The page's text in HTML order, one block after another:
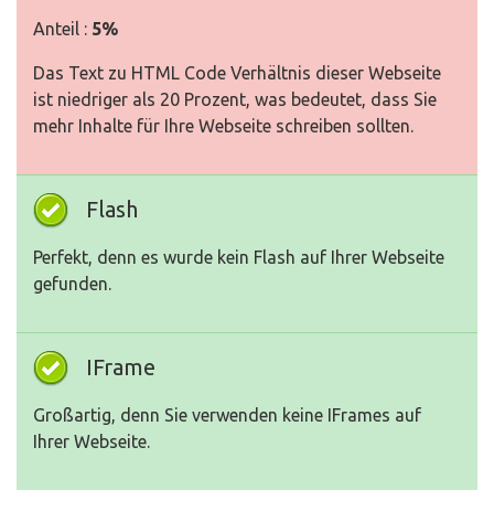
Anteil : 5%
Das Text zu HTML Code Verhältnis dieser Webseite
ist niedriger als 20 Prozent, was bedeutet, dass Sie
mehr Inhalte für Ihre Webseite schreiben sollten.
Flash
Perfekt, denn es wurde kein Flash auf Ihrer Webseite
gefunden.
IFrame
Großartig, denn Sie verwenden keine IFrames auf
Ihrer Webseite.